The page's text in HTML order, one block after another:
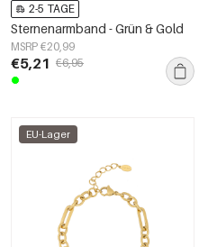
2-5 TAGE
Sternenarmband - Grün & Gold
MSRP €20,99
€5,21 €6,95
EU-Lager